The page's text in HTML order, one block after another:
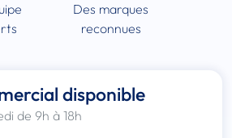
Des marques
reconnues
disponible
de 9h à 18h